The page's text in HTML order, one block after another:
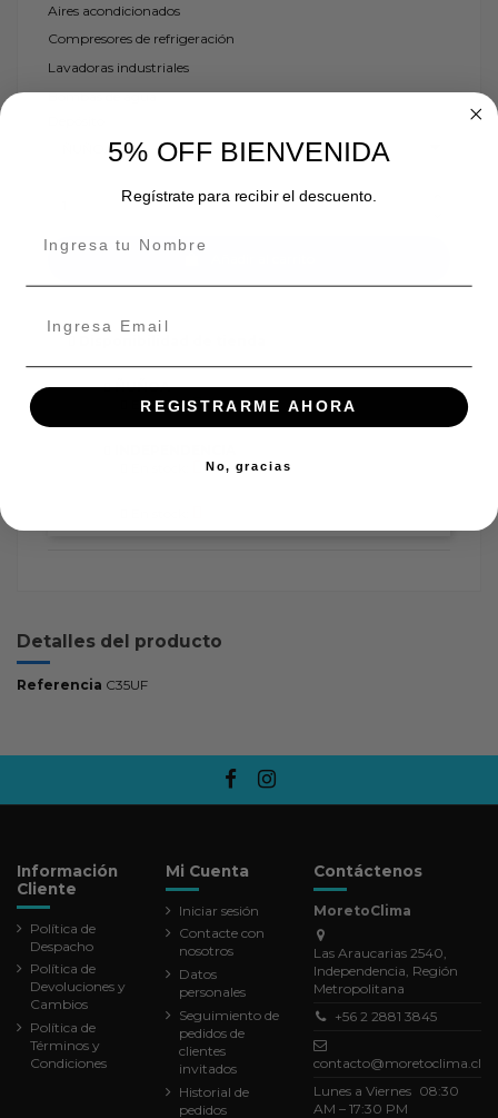
Aires acondicionados
Compresores de refrigeración
Lavadoras industriales
Bombas de agua
ÑUÑOA
En stock:
Detalles del producto
Referencia C35UF
Información
Cliente
Política de
Despacho
Política de
Devoluciones y
Cambios
Política de
Términos y
Condiciones
Mi Cuenta
Iniciar sesión
Contacte con
nosotros
Datos
personales
Seguimiento de
pedidos de
clientes
invitados
Historial de
pedidos
Contáctenos
MoretoClima
Las Araucarias 2540,
Independencia, Región
Metropolitana
+56 2 2881 3845
contacto@moretoclima.cl
Lunes a Viernes 08:30
AM – 17:30 PM
5% OFF BIENVENIDA
Regístrate para recibir el descuento.
REGISTRARME AHORA
No, gracias